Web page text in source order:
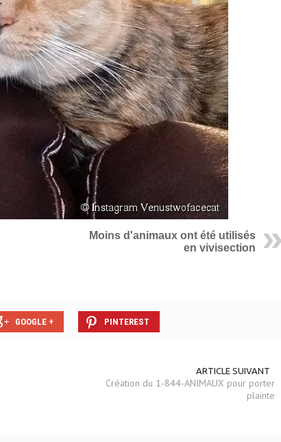
Moins d'animaux ont été utilisés
en vivisection
GOOGLE + PINTEREST
ARTICLE SUIVANT
Création du 1-844-ANIMAUX pour porter
plainte